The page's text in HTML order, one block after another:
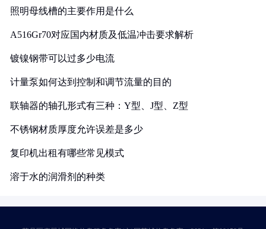
照明母线槽的主要作用是什么
A516Gr70对应国内材质及低温冲击要求解析
镀镍钢带可以过多少电流
计量泵如何达到控制和调节流量的目的
联轴器的轴孔形式有三种：Y型、J型、Z型
不锈钢材质厚度允许误差是多少
复印机出租有哪些常见模式
溶于水的润滑剂的种类